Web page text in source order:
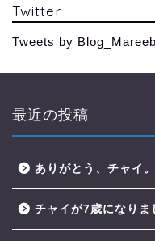
Twitter
Tweets by
最近の投稿
ありがとう、チャイ。
チャイが7歳になりま